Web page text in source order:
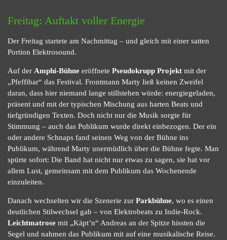
Freitag: Auftakt voller Energie
Der Freitag startete am Nachmittag – und gleich mit einer satten
Portion Elektrosound.
Auf der Amphi-Bühne eröffnete Pseudokrupp Projekt mit der
„Pfeffibar“ das Festival. Frontmann Marty ließ keinen Zweifel
daran, dass hier niemand lange stillstehen würde: energiegeladen,
präsent und mit der typischen Mischung aus harten Beats und
tiefgründigen Texten. Doch nicht nur die Musik sorgte für
Stimmung – auch das Publikum wurde direkt einbezogen. Der ein
oder andere Schnaps fand seinen Weg von der Bühne ins
Publikum, während Marty unermüdlich über die Bühne fegte. Man
spürte sofort: Die Band hat nicht nur etwas zu sagen, sie hat vor
allem Lust, gemeinsam mit dem Publikum das Wochenende
einzuleiten.
Danach wechselten wir die Szenerie zur Parkbühne, wo es einen
deutlichen Stilwechsel gab – von Elektrobeats zu Indie-Rock.
Leichtmatrose mit „Käpt’n“ Andreas an der Spitze hissten die
Segel und nahmen das Publikum mit auf eine musikalische Reise.